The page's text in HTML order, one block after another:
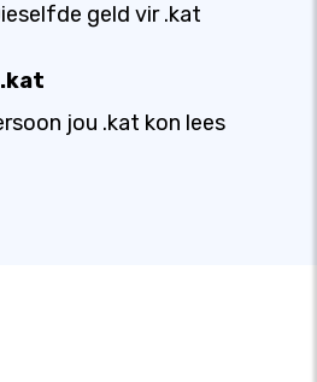
geld vir .kat
jou .kat kon lees